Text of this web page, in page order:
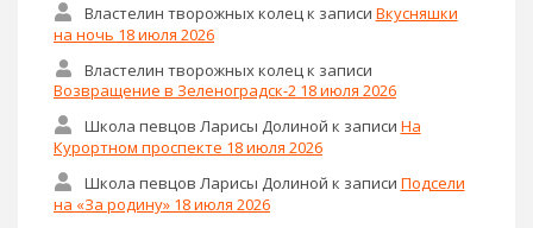
Властелин творожных колецк записи Вкусняшки
на ночь 18 июля 2026
Властелин творожных колец к записи
Возвращение в Зеленоградск-2 18 июля 2026
Школа певцов Ларисы Долиной к записи На
Курортном проспекте 18 июля 2026
Школа певцов Ларисы Долиной к записи Подсели
на «За родину» 18 июля 2026